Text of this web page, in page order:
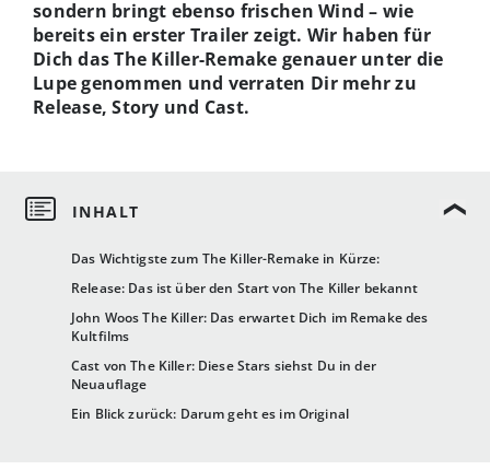
Das Wichtigste zum The Killer-Remake in Kürze:
Release: Das ist über den Start von The Killer bekannt
John Woos The Killer: Das erwartet Dich im Remake des
Kultfilms
Cast von The Killer: Diese Stars siehst Du in der
Neuauflage
Ein Blick zurück: Darum geht es im Original
sondern bringt ebenso frischen Wind – wie
bereits ein erster Trailer zeigt. Wir haben für
Dich das The Killer-Remake genauer unter die
Lupe genommen und verraten Dir mehr zu
Release, Story und Cast.